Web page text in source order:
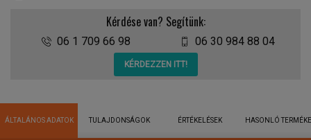
Kérdése van? Segítünk:
06 1 709 66 98 06 30 984 88 04
KÉRDEZZEN ITT!
ÁLTALÁNOS ADATOK TULAJDONSÁGOK ÉRTÉKELÉSEK HASONLÓ